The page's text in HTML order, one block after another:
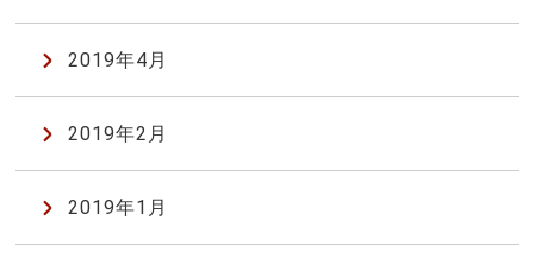
2019年4月
2019年2月
2019年1月